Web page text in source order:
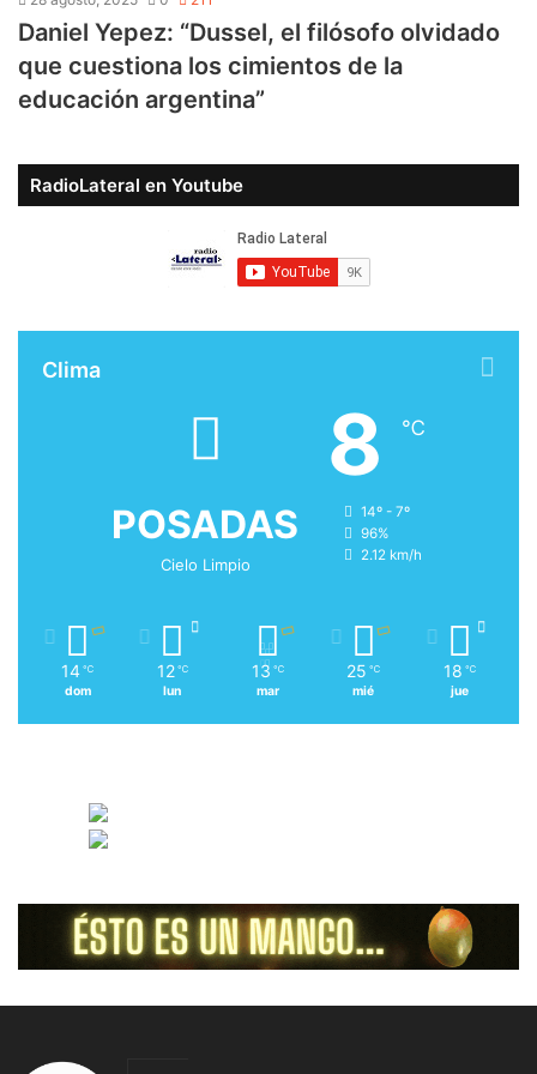
Daniel Yepez: “Dussel, el filósofo olvidado
que cuestiona los cimientos de la
educación argentina”
RadioLateral en Youtube
Clima
POSADAS
Cielo Limpio
8 ℃
14º - 7º
96%
2.12 km/h
14 ℃
dom
12 ℃
lun
13 ℃
mar
25 ℃
mié
18 ℃
jue